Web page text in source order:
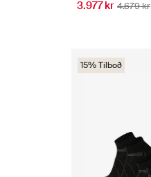
3.977 kr 4.679 kr
15% Tilboð